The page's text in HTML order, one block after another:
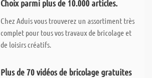
Choix parmi plus de 10.000 articles.
Chez Aduis vous trouverez un assortiment très
complet pour tous vos travaux de bricolage et
de loisirs créatifs.
Plus de 70 vidéos de bricolage gratuites